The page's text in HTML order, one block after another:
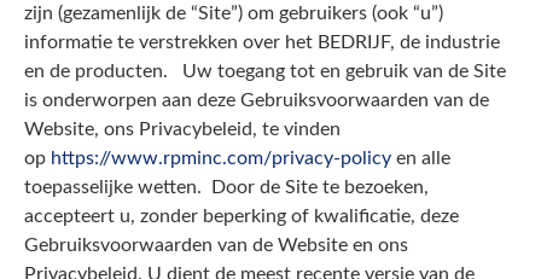
zijn (gezamenlijk de “Site”) om gebruikers (ook “u”)
informatie te verstrekken over het BEDRIJF, de industrie
en de producten. Uw toegang tot en gebruik van de Site
is onderworpen aan deze Gebruiksvoorwaarden van de
Website, ons Privacybeleid, te vinden
op https://www.rpminc.com/privacy-policy en alle
toepasselijke wetten. Door de Site te bezoeken,
accepteert u, zonder beperking of kwalificatie, deze
Gebruiksvoorwaarden van de Website en ons
Privacybeleid. U dient de meest recente versie van de